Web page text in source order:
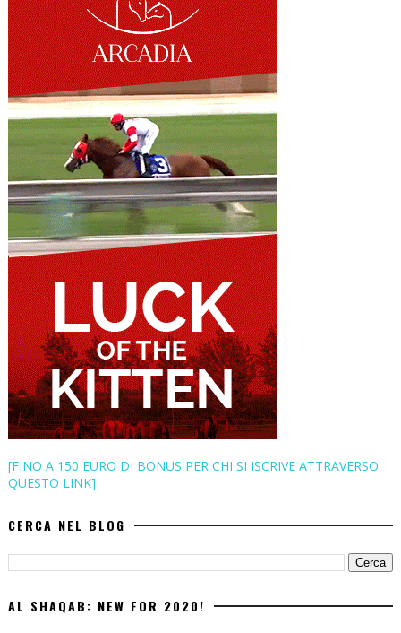
[FINO A 150 EURO DI BONUS PER CHI SI ISCRIVE ATTRAVERSO
QUESTO LINK]
CERCA NEL BLOG
AL SHAQAB: NEW FOR 2020!